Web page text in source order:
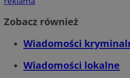
Zobacz również
Wiadomości
Wiadomości lokalne